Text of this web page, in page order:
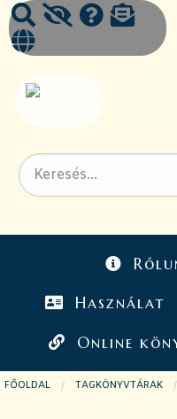
Használat
Online
FŐOLDAL TAGKÖNYVTÁRAK